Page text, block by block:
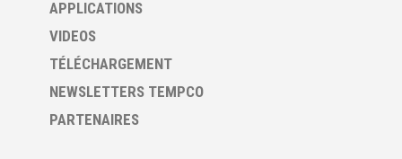
APPLICATIONS
VIDEOS
TÉLÉCHARGEMENT
NEWSLETTERS TEMPCO
PARTENAIRES